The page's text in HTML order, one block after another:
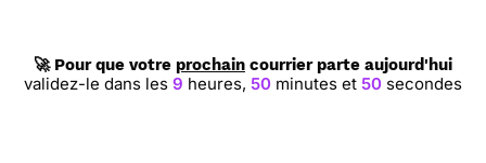
🚀 Pour que votre prochain courrier parte aujourd'hui
validez-le dans les 9 heures, 50 minutes et 50 secondes